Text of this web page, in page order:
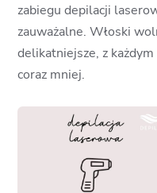
zabiegu depilacji
zauważalne. Włoski
delikatniejsze, z
coraz mniej.